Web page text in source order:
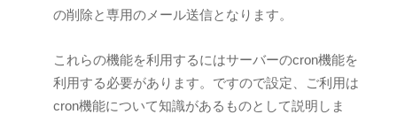
の削除と専用のメール送信となります。
これらの機能を利用するにはサーバーのcron機能を
利用する必要があります。ですので設定、ご利用は
cron機能について知識があるものとして説明しま